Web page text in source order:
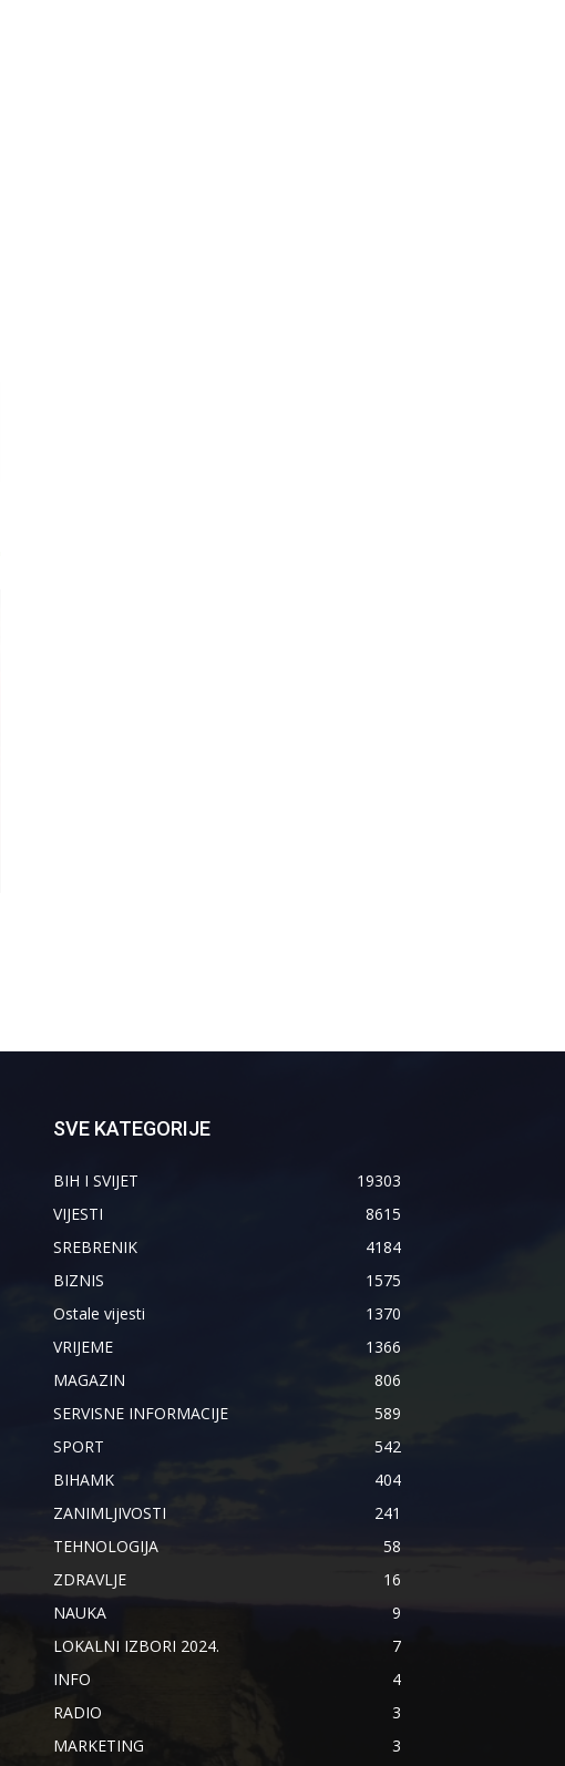
SVE KATEGORIJE
BIH I SVIJET
19303
VIJESTI
8615
SREBRENIK
4184
BIZNIS
1575
Ostale vijesti
1370
VRIJEME
1366
MAGAZIN
806
SERVISNE INFORMACIJE
589
SPORT
542
BIHAMK
404
ZANIMLJIVOSTI
241
TEHNOLOGIJA
58
ZDRAVLJE
16
NAUKA
9
LOKALNI IZBORI 2024.
7
INFO
4
RADIO
3
MARKETING
3